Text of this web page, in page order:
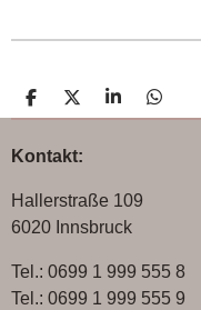
T
e
l
n
T
e
l
n
T
e
n
T
e
Kontakt:
Hallerstraße 109
6020 Innsbruck
Tel.: 0699 1 999 555 8
Tel.: 0699 1 999 555 9